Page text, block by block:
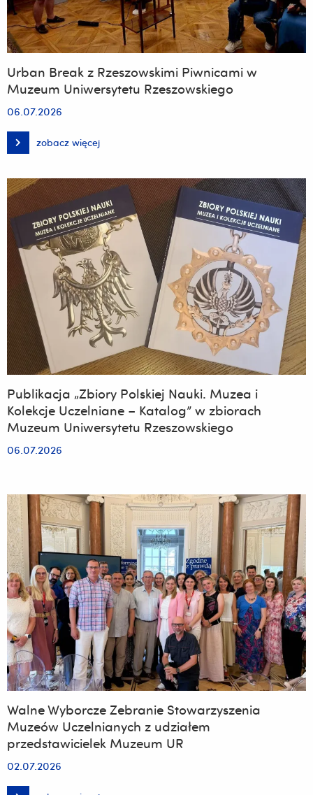
Urban Break z Rzeszowskimi Piwnicami w
Muzeum Uniwersytetu Rzeszowskiego
06.07.2026
zobacz więcej
Urban
Break
Rzeszowskimi
Piwnicami
w
Muzeum
Uniwersytetu
Rzeszowskiego
Publikacja „Zbiory Polskiej Nauki. Muzea i
Kolekcje Uczelniane – Katalog” w zbiorach
Muzeum Uniwersytetu Rzeszowskiego
06.07.2026
Walne Wyborcze Zebranie Stowarzyszenia
Muzeów Uczelnianych z udziałem
przedstawicielek Muzeum UR
02.07.2026